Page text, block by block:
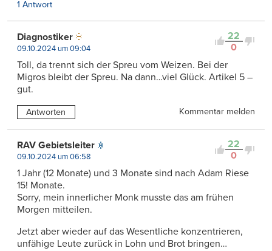
1 Antwort
22
0
Diagnostiker
09.10.2024 um 09:04
Toll, da trennt sich der Spreu vom Weizen. Bei der
Migros bleibt der Spreu. Na dann…viel Glück. Artikel 5 –
gut.
Antworten Kommentar melden
22
0
RAV Gebietsleiter
09.10.2024 um 06:58
1 Jahr (12 Monate) und 3 Monate sind nach Adam Riese
15! Monate.
Sorry, mein innerlicher Monk musste das am frühen
Morgen mitteilen.
Jetzt aber wieder auf das Wesentliche konzentrieren,
unfähige Leute zurück in Lohn und Brot bringen…